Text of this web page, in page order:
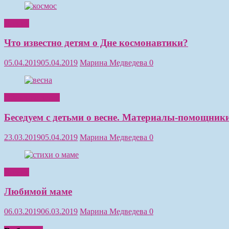
Что известно детям о Дне космонавтики?
05.04.201905.04.2019 Марина Медведева 0
Беседуем с детьми о весне. Материалы-
23.03.201905.04.2019 Марина Медведева 0
Любимой маме
06.03.201906.03.2019 Марина Медведева 0